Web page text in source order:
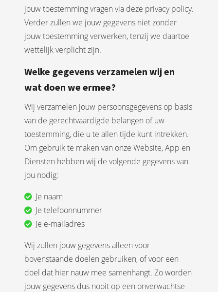
jouw toestemming vragen via deze privacy policy.
Verder zullen we jouw gegevens niet zonder
jouw toestemming verwerken, tenzij we daartoe
wettelijk verplicht zijn.
Welke gegevens verzamelen wij en
wat doen we ermee?
Wij verzamelen jouw persoonsgegevens op basis
van de gerechtvaardigde belangen of uw
toestemming, die u te allen tijde kunt intrekken.
Om gebruik te maken van onze Website, App en
Diensten hebben wij de volgende gegevens van
jou nodig:
Je naam
Je telefoonnummer
Je e-mailadres
Wij zullen jouw gegevens alleen voor
bovenstaande doelen gebruiken, of voor een
doel dat hier nauw mee samenhangt. Zo worden
jouw gegevens dus nooit op een onverwachtse